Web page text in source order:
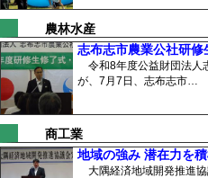
農林水産
志布志市農業公社研
令和8年度公益財団法人
が、7月7日、志布志市…
商工業
地域の強み 潜在力を
大隅経済地域開発推進